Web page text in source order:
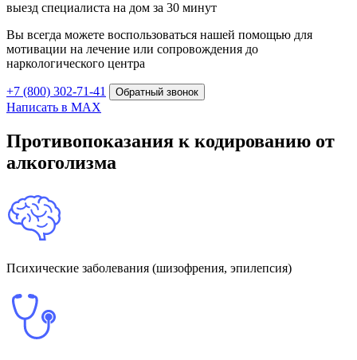
выезд специалиста на дом за 30 минут
Вы всегда можете воспользоваться нашей помощью для
мотивации на лечение или сопровождения до
наркологического центра
+7 (800) 302-71-41 Обратный звонок
Написать в MAX
Противопоказания к кодированию от
алкоголизма
Психические заболевания (шизофрения, эпилепсия)